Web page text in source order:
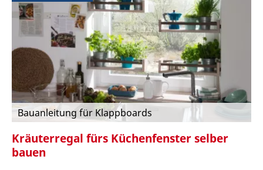
Bauanleitung für Klappboards
Kräuterregal fürs Küchenfenster selber
bauen